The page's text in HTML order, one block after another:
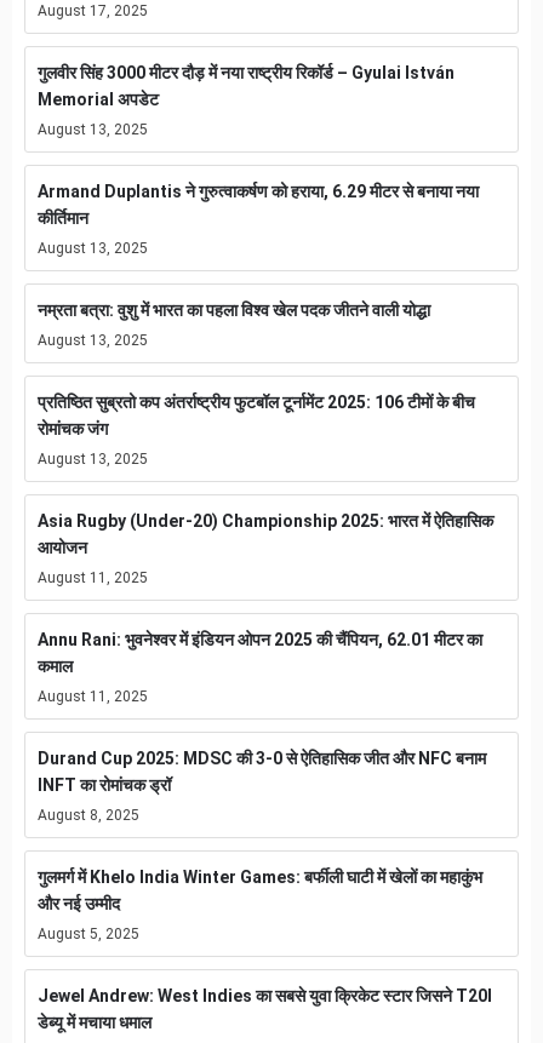
August 17, 2025
गुलवीर सिंह 3000 मीटर दौड़ में नया राष्ट्रीय रिकॉर्ड – Gyulai István
Memorial अपडेट
August 13, 2025
Armand Duplantis ने गुरुत्वाकर्षण को हराया, 6.29 मीटर से बनाया नया
कीर्तिमान
August 13, 2025
नम्रता बत्रा: वुशु में भारत का पहला विश्व खेल पदक जीतने वाली योद्धा
August 13, 2025
प्रतिष्ठित सुब्रतो कप अंतर्राष्ट्रीय फुटबॉल टूर्नामेंट 2025: 106 टीमों के बीच
रोमांचक जंग
August 13, 2025
Asia Rugby (Under-20) Championship 2025: भारत में ऐतिहासिक
आयोजन
August 11, 2025
Annu Rani: भुवनेश्वर में इंडियन ओपन 2025 की चैंपियन, 62.01 मीटर का
कमाल
August 11, 2025
Durand Cup 2025: MDSC की 3-0 से ऐतिहासिक जीत और NFC बनाम
INFT का रोमांचक ड्रॉ
August 8, 2025
गुलमर्ग में Khelo India Winter Games: बर्फीली घाटी में खेलों का महाकुंभ
और नई उम्मीद
August 5, 2025
Jewel Andrew: West Indies का सबसे युवा क्रिकेट स्टार जिसने T20I
डेब्यू में मचाया धमाल